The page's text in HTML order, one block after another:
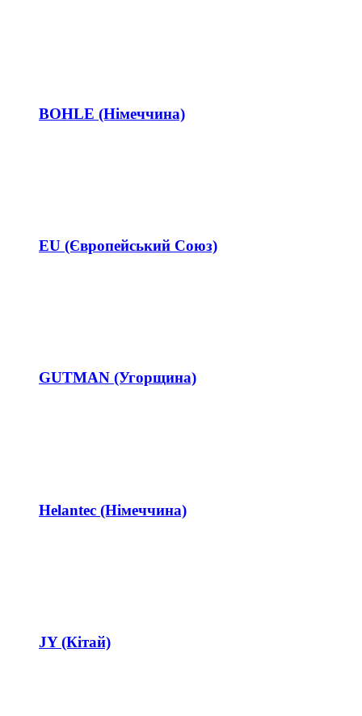
BOHLE (Німеччина)
EU (Європейський Союз)
GUTMAN (Угорщина)
Helantec (Німеччина)
JY (Кітай)